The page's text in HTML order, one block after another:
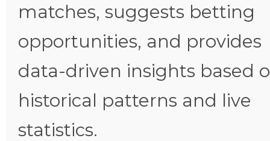
matches, suggests betting
opportunities, and provides
data-driven insights based
historical patterns and live
statistics.